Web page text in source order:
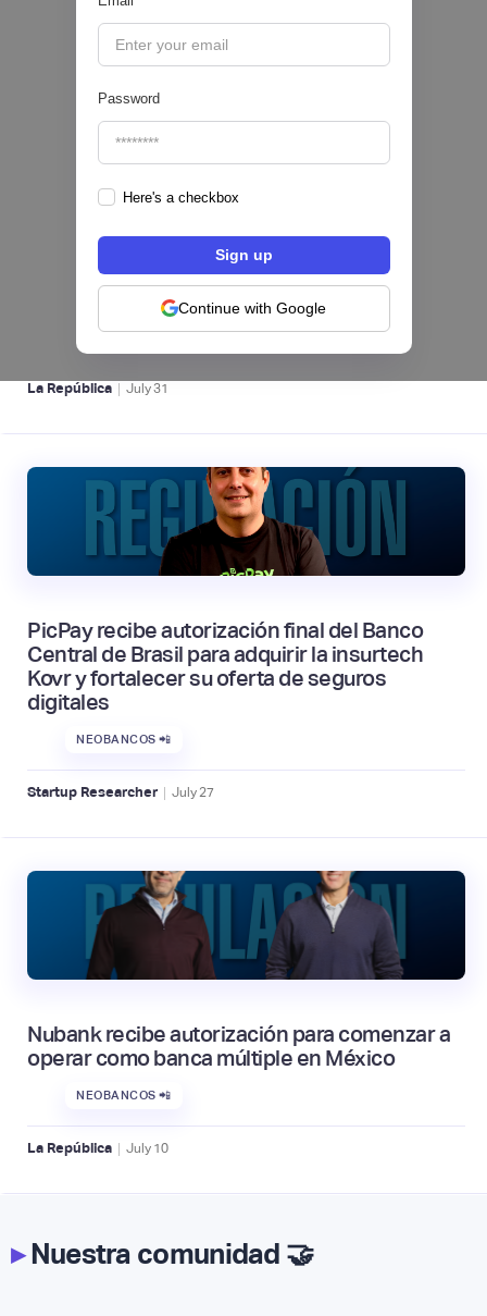
Password
Here's a checkbox
Continue with Google
Valora Analitik |
Nequi iniciará operaciones como compañía
de financiamiento en Colombia desde el 1 de
septiembre
NEOBANCOS 📲
La República | July31
PicPay recibe autorización final del Banco
Central de Brasil para adquirir la insurtech
Kovr y fortalecer su oferta de seguros
digitales
NEOBANCOS 📲
Startup Researcher | July 27
Nubank recibe autorización para comenzar a
operar como banca múltiple en México
NEOBANCOS 📲
La República | July 10
▸Nuestra comunidad 🤝